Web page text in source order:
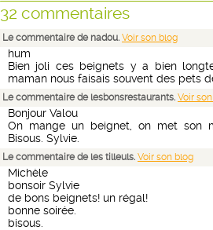
32 commentaires
Le commentaire de nadou. Voir son blog
hum
Bien joli ces beignets y a bien
maman nous faisais souvent des pets
Le commentaire de lesbonsrestaurants. Voir
Bonjour Valou
On mange un beignet, on met son
Bisous. Sylvie.
Le commentaire de les tilleuls. Voir son blog
Michèle
bonsoir Sylvie
de bons beignets! un régal!
bonne soirée.
bisous.